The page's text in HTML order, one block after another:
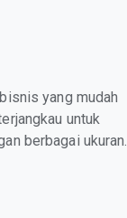
yang mudah
untuk
berbagai ukuran.